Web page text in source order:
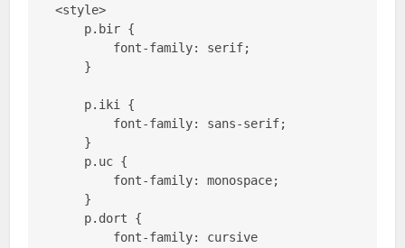
<style>
    p.bir {
        font-family: serif;
    }
    p.iki {
        font-family: sans-serif;
    }
    p.uc {
        font-family: monospace;
    }
    p.dort {
        font-family: cursive